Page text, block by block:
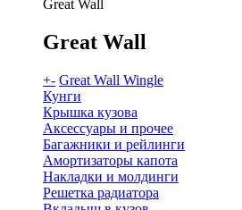
Great Wall
Great Wall
+- Great Wall Wingle
Кунги
Крышка кузова
Аксессуары и прочее
Багажники и рейлинги
Амортизаторы капота
Накладки и молдинги
Решетка радиатора